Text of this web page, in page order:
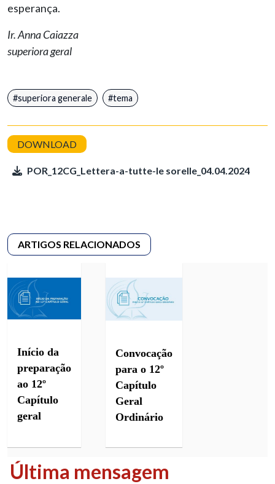
esperança.
Ir. Anna Caiazza
superiora geral
superiora generale tema
POR_12CG_Lettera-a-tutte-le sorelle_04.04.2024
Início da
preparação
ao 12º
Capítulo
geral
Convocação
para o 12º
Capítulo
Geral
Ordinário
Última mensagem